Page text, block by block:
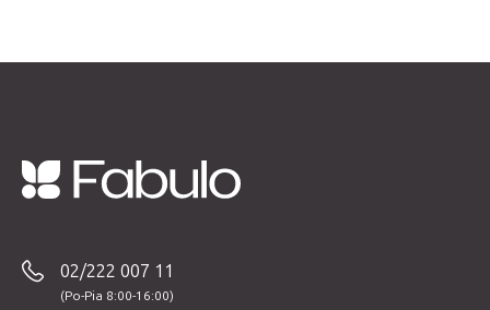
02/222 007 11